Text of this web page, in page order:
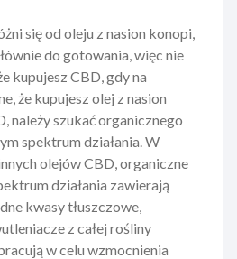
się od oleju z nasion konopi,
do gotowania, więc nie
kupujesz CBD, gdy na
że kupujesz olej z nasion
należy szukać organicznego
spektrum działania. W
olejów CBD, organiczne
działania zawierają
kwasy tłuszczowe,
z całej rośliny
w celu wzmocnienia